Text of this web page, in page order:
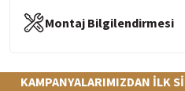
Montaj Bilgilendirmesi
KAMPANYALARIMIZDAN İLK